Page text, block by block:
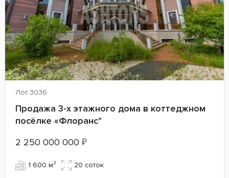
Лот 3036
Продажа 3-х этажного дома в коттеджном
посёлке «Флоранс"
2 250 000 000 ₽
1 600 м² 20 cоток